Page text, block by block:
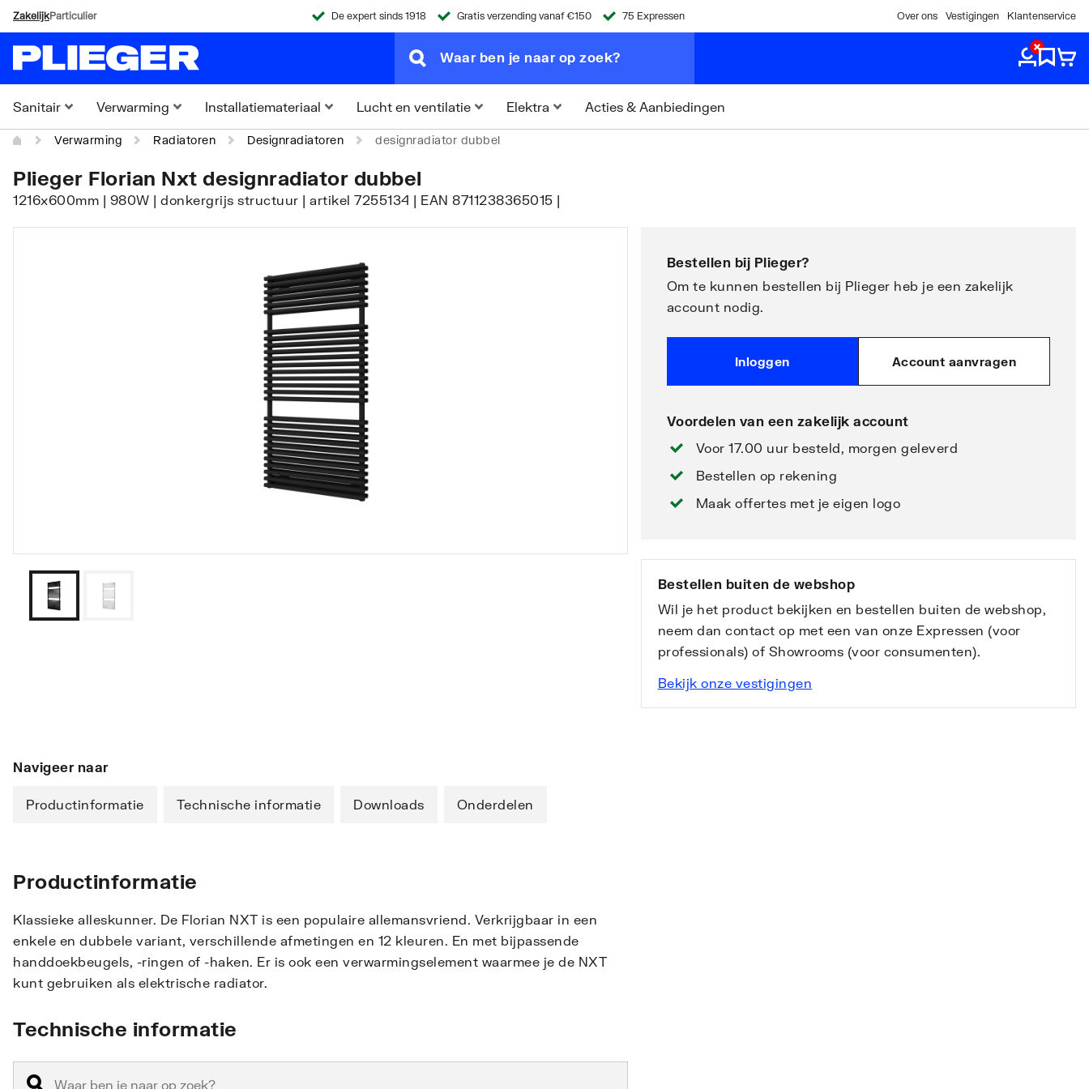
ZakelijkParticulier De expert sinds 1918 Gratis verzending vanaf €150 75 Expressen Over ons Vestigingen Klantenservice
Sanitair Verwarming Installatiemateriaal Lucht en ventilatie Elektra Acties & Aanbiedingen
Verwarming Radiatoren Designradiatoren designradiator dubbel
Plieger Florian Nxt designradiator dubbel
1216x600mm | 980W | donkergrijs structuur | artikel 7255134 | EAN 8711238365015 |
Bestellen bij Plieger?
Om te kunnen bestellen bij Plieger heb je een zakelijk
account nodig.
Inloggen Account aanvragen
Voordelen van een zakelijk account
Voor 17.00 uur besteld, morgen geleverd
Bestellen op rekening
Maak offertes met je eigen logo
Bestellen buiten de webshop
Wil je het product bekijken en bestellen buiten de webshop,
neem dan contact op met een van onze Expressen (voor
professionals) of Showrooms (voor consumenten).
Bekijk onze vestigingen
Navigeer naar
Productinformatie Technische informatie Downloads Onderdelen
Productinformatie
Klassieke alleskunner. De Florian NXT is een populaire allemansvriend. Verkrijgbaar in een
enkele en dubbele variant, verschillende afmetingen en 12 kleuren. En met bijpassende
handdoekbeugels, -ringen of -haken. Er is ook een verwarmingselement waarmee je de NXT
kunt gebruiken als elektrische radiator.
Technische informatie